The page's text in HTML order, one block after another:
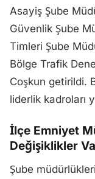
Asayiş Şube
Güvenlik Şube
Timleri Şube
Bölge Trafik
Coşkun getirildi.
liderlik kadroları
İlçe Emniyet
Değişiklikler
Şube